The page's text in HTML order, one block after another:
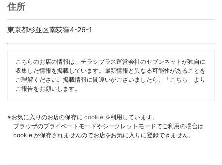
住所
東京都杉並区南荻窪4-26-1
こちらのお店の情報は、チラシプラス運営会社のセブンネットが独自に
収集した情報を掲載しています。最新情報と異なる可能性があることを
ご理解ください。掲載情報に間違いがございましたら、「 こちら 」より
ご報告をお願いします。
※お気に入りのお店の保存に cookie を利用しています。
ブラウザのプライベートモードやシークレットモードでご利用の場合は
cookie が保存されませんのでお店をお気に入りに登録できません。